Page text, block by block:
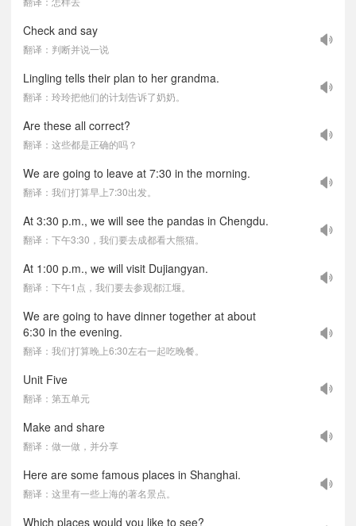
Check and say
翻译：判断并说一说
Lingling tells their plan to her grandma.
翻译：玲玲把他们的计划告诉了奶奶。
Are these all correct?
翻译：这些都是正确的吗？
We are going to leave at 7:30 in the morning.
翻译：我们打算早上7:30出发。
At 3:30 p.m., we will see the pandas in Chengdu.
翻译：下午3:30，我们要去成都看大熊猫。
At 1:00 p.m., we will visit Dujiangyan.
翻译：下午1点，我们要去参观都江堰。
We are going to have dinner together at about
6:30 in the evening.
翻译：我们打算晚上6:30左右一起吃晚餐。
Unit Five
翻译：第五单元
Make and share
翻译：做一做，并分享
Here are some famous places in Shanghai.
翻译：这里有一些上海的著名景点。
Which places would you like to see?